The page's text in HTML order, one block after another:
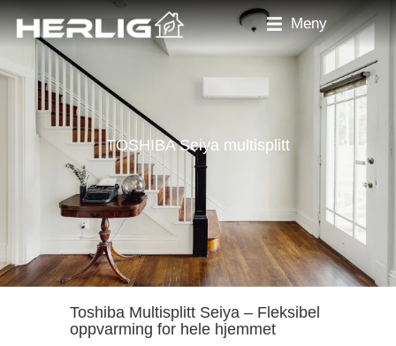
Meny
TOSHIBA Seiya multisplitt
Toshiba Multisplitt Seiya – Fleksibel
oppvarming for hele hjemmet